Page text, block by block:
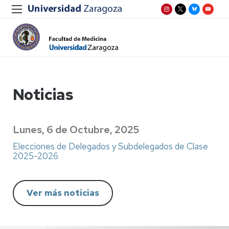
Noticias
Lunes, 6 de Octubre, 2025
Elecciones de Delegados y Subdelegados de Clase
2025-2026
Ver más noticias